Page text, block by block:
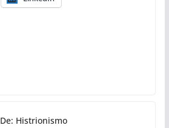
De: Histrionismo